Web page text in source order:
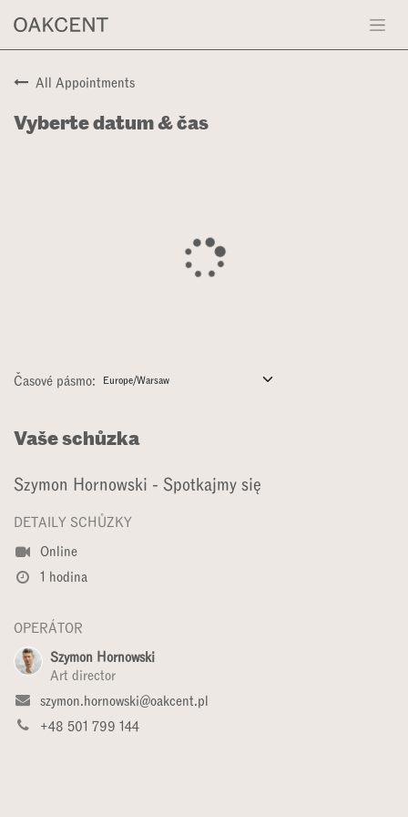
All Appointments
Vyberte datum & čas
Časové pásmo:
Vaše schůzka
Szymon Hornowski - Spotkajmy się
DETAILY SCHŮZKY
Online
1 hodina
OPERÁTOR
Szymon Hornowski
Art director
szymon.hornowski@oakcent.pl
+48 501 799 144